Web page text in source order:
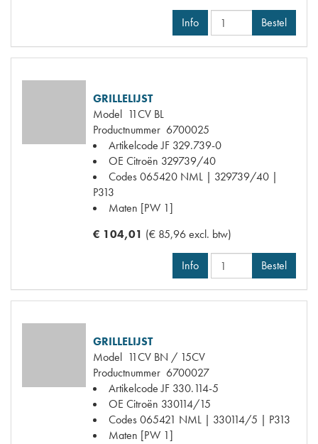
Info Bestel
GRILLELIJST
Model 11CV BL
Productnummer 6700025
Artikelcode JF 329.739-0
OE Citroën 329739/40
Codes065420 NML | 329739/40 |
P313
Maten [PW 1]
€ 104,01 (€ 85,96 excl. btw)
Info Bestel
GRILLELIJST
Model 11CV BN / 15CV
Productnummer 6700027
Artikelcode JF 330.114-5
OE Citroën 330114/15
Codes065421 NML | 330114/5 | P313
Maten [PW 1]